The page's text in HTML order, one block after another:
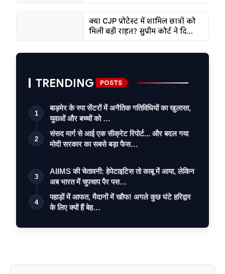
क्या CJP प्रोटेस्ट में शामिल छात्रों को
मिली बड़ी राहत? सुप्रीम कोर्ट ने दि...
TRENDING POSTS
1
बाड़मेर के स्पा सेंटरों में अनैतिक गतिविधियों का खुलासा,
युवाओं और बच्चों को …
2
संसद मार्ग से आई एक सीक्रेट रिपोर्ट... और बदल गया
मोदी सरकार का सबसे बड़ा फैस…
3
AIIMS की चेतावनी: हेपेटाइटिस तो काबू में आया, लेकिन
अब भारत में चुपचाप पैर पस…
4
पहाड़ों में आफत, मैदानों में खौफ! अगले कुछ घंटे हरिद्वार
के लिए क्यों हैं बेह…